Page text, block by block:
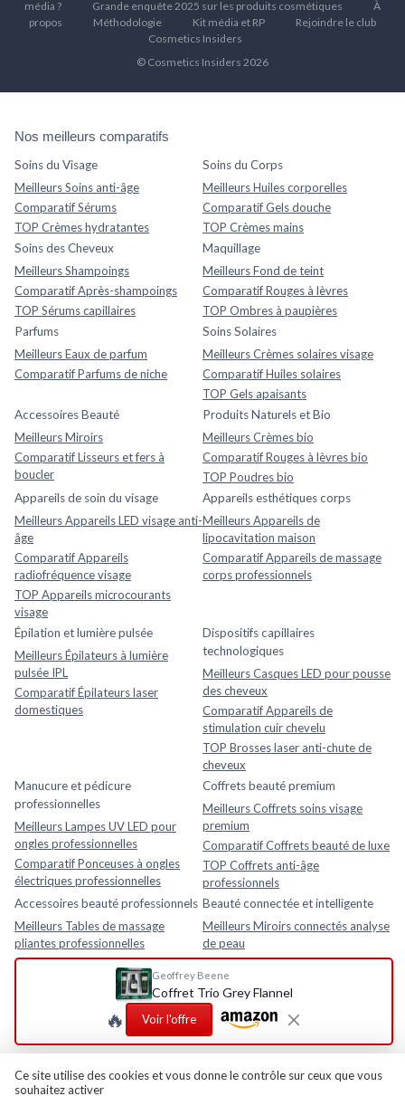
Geoffrey Beene
Coffret Trio Grey Flannel
🔥 Voir l'offre
média ?
Grande enquête 2025 sur les produits cosmétiques
À
propos
Méthodologie Kit média et RP
Rejoindre le club
Cosmetics Insiders
© Cosmetics Insiders 2026
Nos meilleurs comparatifs
Soins du Visage
Meilleurs Soins anti-âge
Comparatif Sérums
TOP Crèmes hydratantes
Soins du Corps
Meilleurs Huiles corporelles
Comparatif Gels douche
TOP Crèmes mains
Soins des Cheveux
Meilleurs Shampoings
Comparatif Après-shampoings
TOP Sérums capillaires
Maquillage
Meilleurs Fond de teint
Comparatif Rouges à lèvres
TOP Ombres à paupières
Parfums
Meilleurs Eaux de parfum
Comparatif Parfums de niche
Soins Solaires
Meilleurs Crèmes solaires visage
Comparatif Huiles solaires
TOP Gels apaisants
Accessoires Beauté
Meilleurs Miroirs
Comparatif Lisseurs et fers à
boucler
Produits Naturels et Bio
Meilleurs Crèmes bio
Comparatif Rouges à lèvres bio
TOP Poudres bio
Appareils de soin du visage
Meilleurs Appareils LED visage anti-
âge
Comparatif Appareils
radiofréquence visage
TOP Appareils microcourants
visage
Appareils esthétiques corps
Meilleurs Appareils de
lipocavitation maison
Comparatif Appareils de massage
corps professionnels
Épilation et lumière pulsée
Meilleurs Épilateurs à lumière
pulsée IPL
Comparatif Épilateurs laser
domestiques
Dispositifs capillaires
technologiques
Meilleurs Casques LED pour pousse
des cheveux
Comparatif Appareils de
stimulation cuir chevelu
TOP Brosses laser anti-chute de
cheveux
Manucure et pédicure
professionnelles
Meilleurs Lampes UV LED pour
ongles professionnelles
Comparatif Ponceuses à ongles
électriques professionnelles
Coffrets beauté premium
Meilleurs Coffrets soins visage
premium
Comparatif Coffrets beauté de luxe
TOP Coffrets anti-âge
professionnels
Accessoires beauté professionnels
Meilleurs Tables de massage
pliantes professionnelles
Comparatif Loupes esthétiques
TOP Fauteuils esthétiques
Beauté connectée et intelligente
Meilleurs Miroirs connectés analyse
de peau
Comparatif Analyseurs de peau
électroniques
TOP Appareils beauté intelligents
avec application mobile
Rasage et soins homme
Ce site utilise des cookies et vous donne le contrôle sur ceux que vous
souhaitez activer